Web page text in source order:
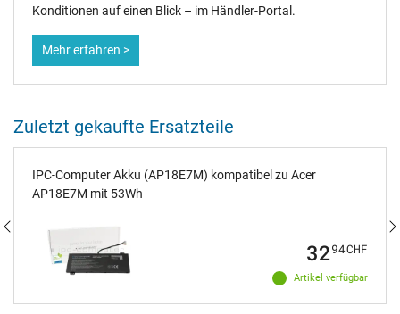
Konditionen auf einen Blick – im Händler-Portal.
Mehr erfahren >
Zuletzt gekaufte Ersatzteile
IPC-Computer Akku (AP18E7M) kompatibel zu Acer
AP18E7M mit 53Wh
Artikel verfügbar
3294CHF